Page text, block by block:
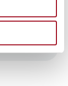
diritti del